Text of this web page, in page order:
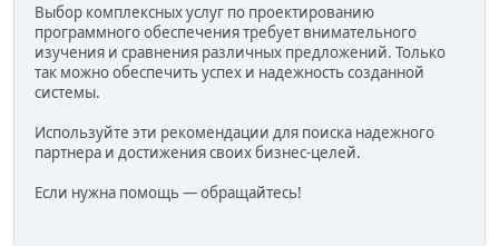
Выбор комплексных услуг по проектированию
программного обеспечения требует внимательного
изучения и сравнения различных предложений. Только
так можно обеспечить успех и надежность созданной
системы.
Используйте эти рекомендации для поиска надежного
партнера и достижения своих бизнес-целей.
Если нужна помощь — обращайтесь!